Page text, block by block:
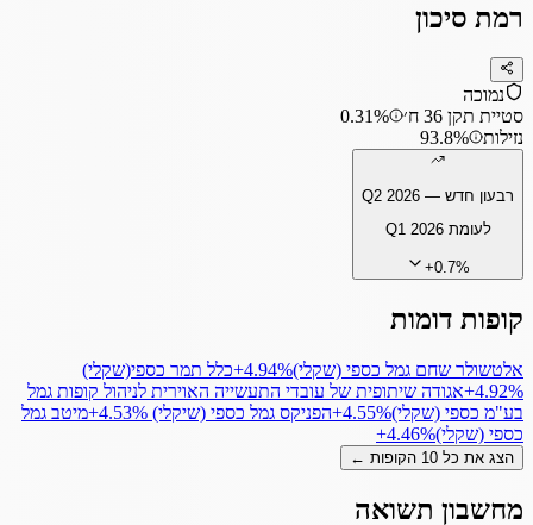
רמת סיכון
נמוכה
סטיית תקן 36 ח׳
0.31%
נזילות
93.8%
רבעון חדש — Q2 2026
לעומתQ1 2026
+0.7%
קופות דומות
אלטשולר שחם גמל כספי (שקלי)‎+4.94%כלל תמר כספי(שקלי)
+4.92%אגודה שיתופית של עובדי התעשייה האוירית לניהול קופות גמל
בע"מ כספי (שקלי)‎+4.55%הפניקס גמל כספי (שיקלי) ‎+4.53%מיטב גמל
כספי (שקלי)‎+4.46%
הצג את כל 10 הקופות ←
מחשבון תשואה